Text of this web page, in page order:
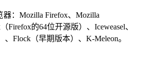
：Mozilla Firefox、Mozilla
Firefox的64位开源版）、Iceweasel、
、Flock（早期版本）、K-Meleon。